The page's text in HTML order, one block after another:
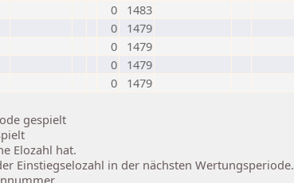
0
1483
0
1479
0
1479
0
1479
0
1479
gespielt
Elozahl hat.
Einstiegselozahl in der nächsten Wertungsperiode.